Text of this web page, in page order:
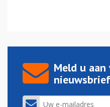
Meld u
nieuwsbrief